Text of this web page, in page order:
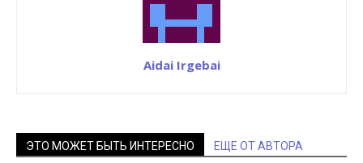
Aidai Irgebai
ЭТО МОЖЕТ БЫТЬ ИНТЕРЕСНО ЕЩЕ ОТ АВТОРА